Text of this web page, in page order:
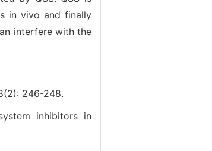
in vivo and finally
interfere with the
246-248.
inhibitors in